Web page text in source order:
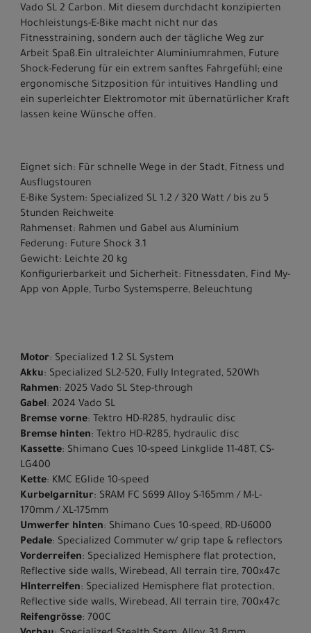
Vado SL 2 Carbon. Mit diesem durchdacht konzipierten
Hochleistungs-E-Bike macht nicht nur das
Fitnesstraining, sondern auch der tägliche Weg zur
Arbeit Spaß.Ein ultraleichter Aluminiumrahmen, Future
Shock-Federung für ein extrem sanftes Fahrgefühl; eine
ergonomische Sitzposition für intuitives Handling und
ein superleichter Elektromotor mit übernatürlicher Kraft
lassen keine Wünsche offen.
Eignet sich: Für schnelle Wege in der Stadt, Fitness und
Ausflugstouren
E-Bike System: Specialized SL 1.2 / 320 Watt / bis zu 5
Stunden Reichweite
Rahmenset: Rahmen und Gabel aus Aluminium
Federung: Future Shock 3.1
Gewicht: Leichte 20 kg
Konfigurierbarkeit und Sicherheit: Fitnessdaten, Find My-
App von Apple, Turbo Systemsperre, Beleuchtung
Motor: Specialized 1.2 SL System
Akku: Specialized SL2-520, Fully Integrated, 520Wh
Rahmen: 2025 Vado SL Step-through
Gabel: 2024 Vado SL
Bremse vorne: Tektro HD-R285, hydraulic disc
Bremse hinten: Tektro HD-R285, hydraulic disc
Kassette: Shimano Cues 10-speed Linkglide 11-48T, CS-
LG400
Kette: KMC EGlide 10-speed
Kurbelgarnitur: SRAM FC S699 Alloy S-165mm / M-L-
170mm / XL-175mm
Umwerfer hinten: Shimano Cues 10-speed, RD-U6000
Pedale: Specialized Commuter w/ grip tape & reflectors
Vorderreifen: Specialized Hemisphere flat protection,
Reflective side walls, Wirebead, All terrain tire, 700x47c
Hinterreifen: Specialized Hemisphere flat protection,
Reflective side walls, Wirebead, All terrain tire, 700x47c
Reifengrösse: 700C